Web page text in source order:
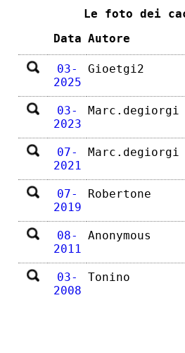
Le foto dei
Data Autore
03-
2025
Gioetgi2
03-
2023
Marc.degiorgi
07-
2021
Marc.degiorgi
07-
2019
Robertone
08-
2011
Anonymous
03-
2008
Tonino